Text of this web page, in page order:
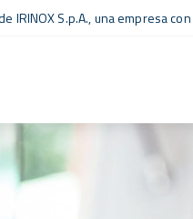
IRINOX S.p.A., una empresa con